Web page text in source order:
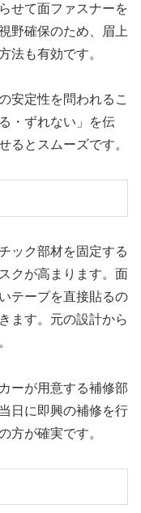
せて面ファスナーを
野確保のため、眉上
法も有効です。
安定性を問われるこ
・ずれない」を伝
るとスムーズです。
ック部材を固定する
クが高まります。面
テープを直接貼るの
ます。元の設計から
ーが用意する補修部
日に即興の補修を行
方が確実です。